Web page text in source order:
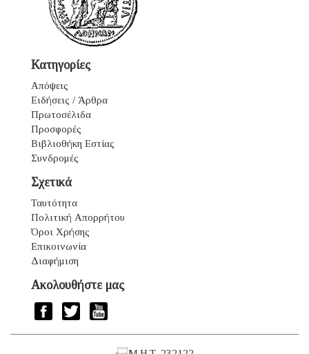
Κατηγορίες
Απόψεις
Ειδήσεις / Άρθρα
Πρωτοσέλιδα
Προσφορές
Βιβλιοθήκη Εστίας
Συνδρομές
Σχετικά
Ταυτότητα
Πολιτική Απορρήτου
Όροι Χρήσης
Επικοινωνία
Διαφήμιση
Ακολουθήστε μας